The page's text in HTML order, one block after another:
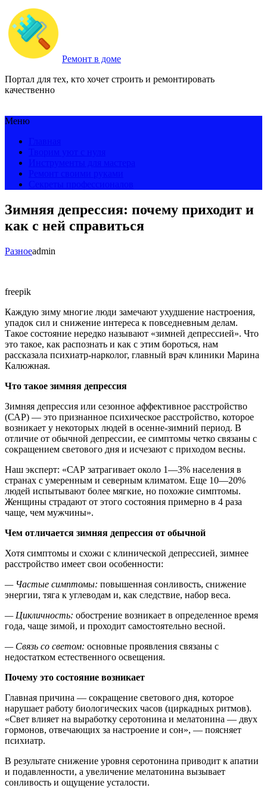
Ремонт в доме
Портал для тех, кто хочет строить и ремонтировать
качественно
Меню
Зимняя депрессия: почему приходит и
как с ней справиться
Разноеadmin
freepik
Каждую зиму многие люди замечают ухудшение настроения,
упадок сил и снижение интереса к повседневным делам.
Такое состояние нередко называют «зимней депрессией». Что
это такое, как распознать и как с этим бороться, нам
рассказала психиатр-нарколог, главный врач клиники Марина
Калюжная.
Что такое зимняя депрессия
Зимняя депрессия или сезонное аффективное расстройство
(САР) — это признанное психическое расстройство, которое
возникает у некоторых людей в осенне-зимний период. В
отличие от обычной депрессии, ее симптомы четко связаны с
сокращением светового дня и исчезают с приходом весны.
Наш эксперт: «САР затрагивает около 1—3% населения в
странах с умеренным и северным климатом. Еще 10—20%
людей испытывают более мягкие, но похожие симптомы.
Женщины страдают от этого состояния примерно в 4 раза
чаще, чем мужчины».
Чем отличается зимняя депрессия от обычной
Хотя симптомы и схожи с клинической депрессией, зимнее
расстройство имеет свои особенности:
— Частые симптомы: повышенная сонливость, снижение
энергии, тяга к углеводам и, как следствие, набор веса.
— Цикличность: обострение возникает в определенное время
года, чаще зимой, и проходит самостоятельно весной.
— Связь со светом: основные проявления связаны с
недостатком естественного освещения.
Почему это состояние возникает
Главная причина — сокращение светового дня, которое
нарушает работу биологических часов (циркадных ритмов).
«Свет влияет на выработку серотонина и мелатонина — двух
гормонов, отвечающих за настроение и сон», — поясняет
психиатр.
В результате снижение уровня серотонина приводит к апатии
и подавленности, а увеличение мелатонина вызывает
сонливость и ощущение усталости.